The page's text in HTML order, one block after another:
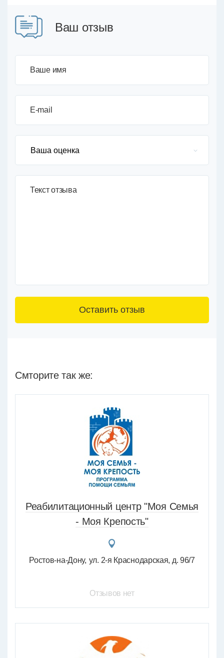
Ваш отзыв
Ваше имя
E-mail
Текст отзыва
Смторите так же:
Реабилитационный центр "Моя Семья
- Моя Крепость"
Ростов-на-Дону ул. 2-я Краснодарская, д. 96/7
Отзывов нет